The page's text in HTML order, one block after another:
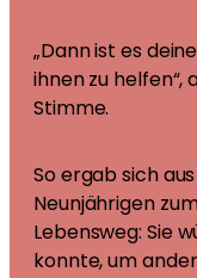
„Dann ist es
ihnen zu
Stimme.
So ergab sich
Neunjährigen
Lebensweg: Sie
konnte, um